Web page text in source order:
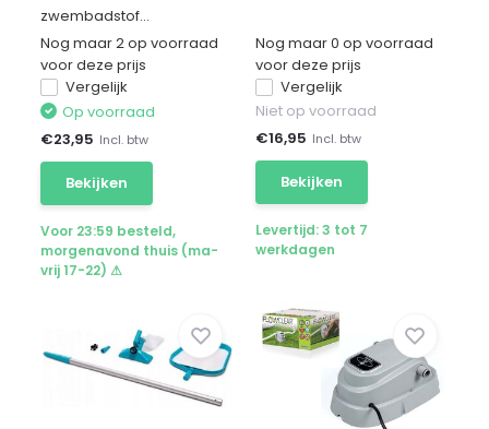
zwembadstof...
Nog maar 2 op voorraad
voor deze prijs
Vergelijk
Op voorraad
€23,95 Incl. btw
Bekijken
Voor 23:59 besteld,
morgenavond thuis (ma-
vrij 17-22) ⚠
Nog maar 0 op voorraad
voor deze prijs
Vergelijk
Niet op voorraad
€16,95 Incl. btw
Bekijken
Levertijd: 3 tot 7
werkdagen